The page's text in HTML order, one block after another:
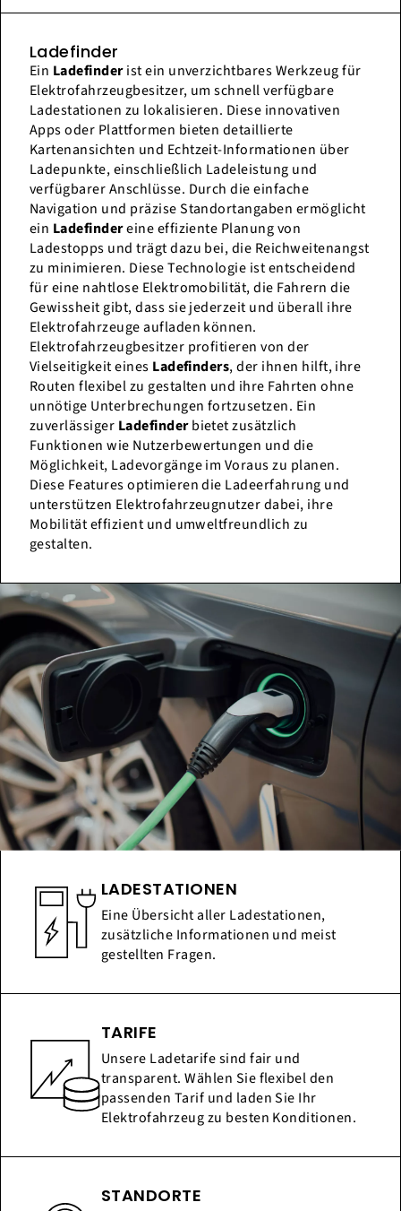
Ladefinder
Ein Ladefinderist ein unverzichtbares Werkzeug für
Elektrofahrzeugbesitzer, um schnell verfügbare
Ladestationen zu lokalisieren. Diese innovativen
Apps oder Plattformen bieten detaillierte
Kartenansichten und Echtzeit-Informationen über
Ladepunkte, einschließlich Ladeleistung und
verfügbarer Anschlüsse. Durch die einfache
Navigation und präzise Standortangaben ermöglicht
ein Ladefindereine effiziente Planung von
Ladestopps und trägt dazu bei, die Reichweitenangst
zu minimieren. Diese Technologie ist entscheidend
für eine nahtlose Elektromobilität, die Fahrern die
Gewissheit gibt, dass sie jederzeit und überall ihre
Elektrofahrzeuge aufladen können.
Elektrofahrzeugbesitzer profitieren von der
Vielseitigkeit eines Ladefinders, der ihnen hilft, ihre
Routen flexibel zu gestalten und ihre Fahrten ohne
unnötige Unterbrechungen fortzusetzen. Ein
zuverlässiger Ladefinderbietet zusätzlich
Funktionen wie Nutzerbewertungen und die
Möglichkeit, Ladevorgänge im Voraus zu planen.
Diese Features optimieren die Ladeerfahrung und
unterstützen Elektrofahrzeugnutzer dabei, ihre
Mobilität effizient und umweltfreundlich zu
gestalten.
LADESTATIONEN
Eine Übersicht aller Ladestationen,
zusätzliche Informationen und meist
gestellten Fragen.
TARIFE
Unsere Ladetarife sind fair und
transparent. Wählen Sie flexibel den
passenden Tarif und laden Sie Ihr
Elektrofahrzeug zu besten Konditionen.
STANDORTE